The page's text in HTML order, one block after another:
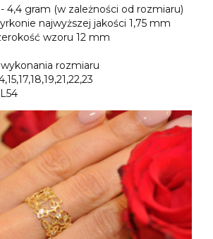
4,4 gram (w zależności od rozmiaru)
najwyższej jakości 1,75 mm
wzoru 12 mm
rozmiaru